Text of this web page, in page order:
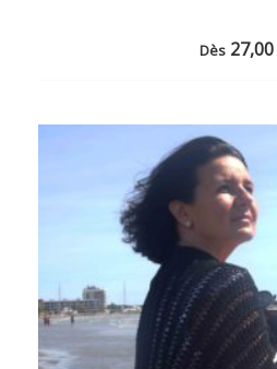
Dès 27,00